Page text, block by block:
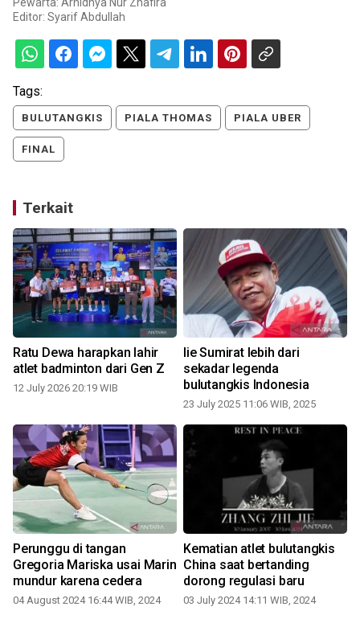
Editor: Syarif Abdullah
Tags:
BULUTANGKIS PIALA THOMAS PIALA UBER
FINAL
Terkait
Ratu Dewa harapkan lahir
atlet badminton dari Gen Z
12 July 2026 20:19 WIB
Iie Sumirat lebih dari
sekadar legenda
bulutangkis Indonesia
23 July 2025 11:06 WIB, 2025
Perunggu di tangan
Gregoria Mariska usai Marin
mundur karena cedera
04 August 2024 16:44 WIB, 2024
Kematian atlet bulutangkis
China saat bertanding
dorong regulasi baru
03 July 2024 14:11 WIB, 2024